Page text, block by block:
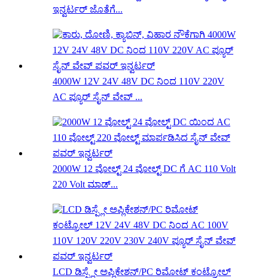
ಇನ್ವರ್ಟರ್ ಜೊತೆಗೆ...
4000W 12V 24V 48V DC ನಿಂದ 110V 220V
AC ಪ್ಯೂರ್ ಸೈನ್ ವೇವ್ ...
2000W 12 ವೋಲ್ಟ್ 24 ವೋಲ್ಟ್ DC ಗೆ AC 110 Volt
220 Volt ಮಾಡ್...
LCD ಡಿಸ್ಪ್ಲೇ ಅಪ್ಲಿಕೇಶನ್/PC ರಿಮೋಟ್ ಕಂಟ್ರೋಲ್